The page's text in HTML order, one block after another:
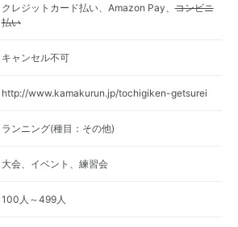
クレジットカード払い、Amazon Pay、コンビニ
払い
キャンセル不可
http://www.kamakurun.jp/tochigiken-getsurei
ランニング(種目：その他)
大会、イベント、練習会
100人～499人